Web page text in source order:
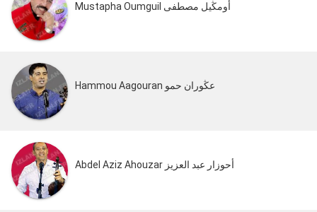
Mustapha Oumguil أومڭيل مصطفى
Hammou Aagouran عڭوران حمو
Abdel Aziz Ahouzar أحوزار عبد العزيز